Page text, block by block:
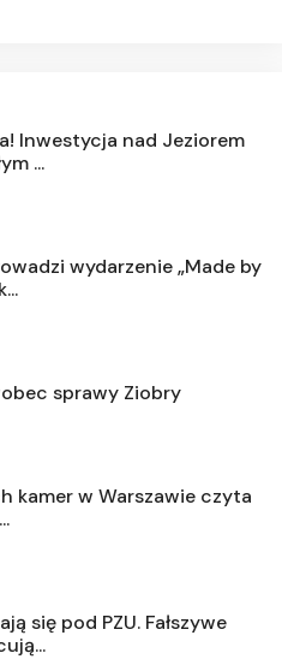
Inwestycja nad Jeziorem
...
wydarzenie „Made by
sprawy Ziobry
kamer w Warszawie czyta
się pod PZU. Fałszywe